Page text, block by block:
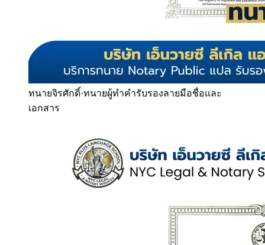
ทนายจิรศักดิ์·ทนายผู้ทำคำรับรองลายมือชื่อและ
เอกสาร